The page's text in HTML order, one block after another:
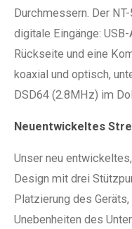
Durchmessern. Der
digitale Eingänge:
Rückseite und eine
koaxial und optisch,
DSD64 (2.8MHz) im
Neuentwickeltes
Unser neu
Design mit drei
Platzierung des
Unebenheiten des